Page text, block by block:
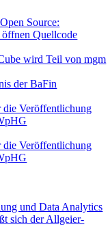
Source:
öffnen Quellcode
wird Teil von mgm
der BaFin
Veröffentlichung
Veröffentlichung
und Data Analytics
sich der Allgeier-